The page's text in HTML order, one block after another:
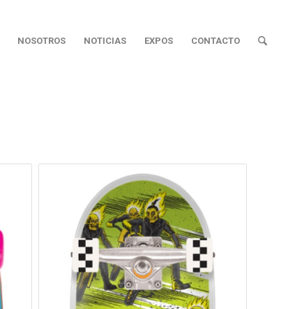
NOSOTROS NOTICIAS EXPOS CONTACTO